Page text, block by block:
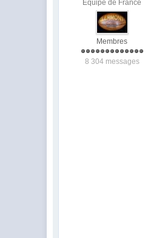
Equipe de France
Membres
8 304 messages